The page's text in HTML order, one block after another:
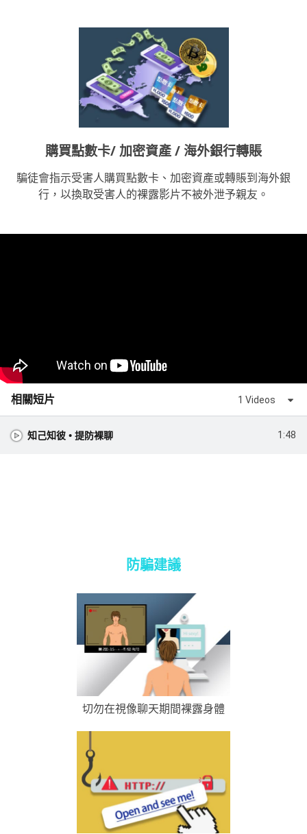
購買點數卡/ 加密資產 / 海外銀行轉賬
騙徒會指示受害人購買點數卡、加密資產或轉賬到海外銀
行，以換取受害人的裸露影片不被外泄予親友。
相關短片 1 Videos
知己知彼 • 提防裸聊 1:48
防騙建議
切勿在視像聊天期間裸露身體